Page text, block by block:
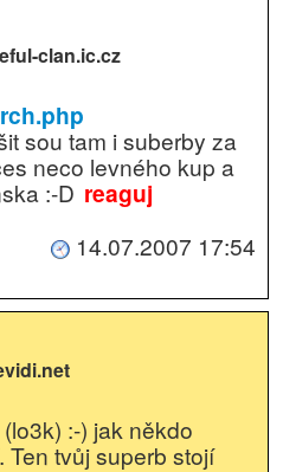
clan.ic.cz
sou tam i suberby za
neco levného kup a
:-D reaguj
14.07.2007 17:54
(lo3k) :-) jak někdo
tvůj superb stojí